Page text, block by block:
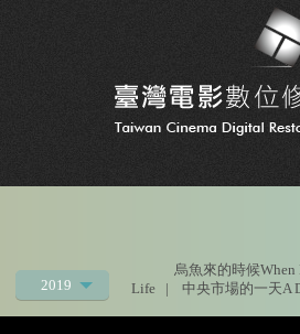
2019
2021
烏魚來的時候When
Life
| 中央市場的一天A